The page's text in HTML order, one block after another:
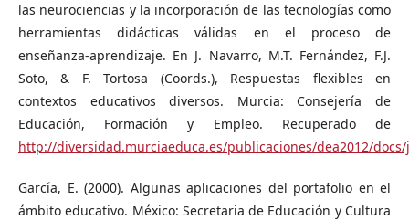
las neurociencias y la incorporación de las tecnologías como
herramientas didácticas válidas en el proceso de
enseñanza-aprendizaje. En J. Navarro, M.T. Fernández, F.J.
Soto, & F. Tortosa (Coords.), Respuestas flexibles en
contextos educativos diversos. Murcia: Consejería de
Educación, Formación y Empleo. Recuperado de
http://diversidad.murciaeduca.es/publicaciones/dea2012/
García, E. (2000). Algunas aplicaciones del portafolio en el
ámbito educativo. México: Secretaria de Educación y Cultura